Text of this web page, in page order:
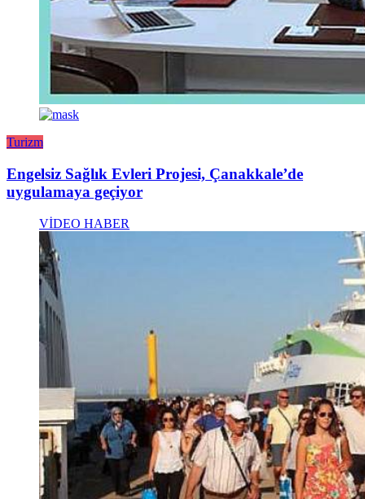
Turizm
Engelsiz Sağlık Evleri Projesi, Çanakkale’de
uygulamaya geçiyor
VİDEO HABER